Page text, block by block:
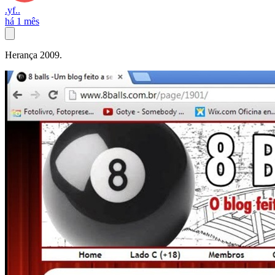
.yf..
há 1 mês
Herança 2009.